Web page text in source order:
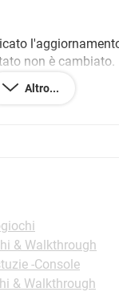
non è cambiato.
Altro...
& Walkthrough
-Console
& Walkthrough